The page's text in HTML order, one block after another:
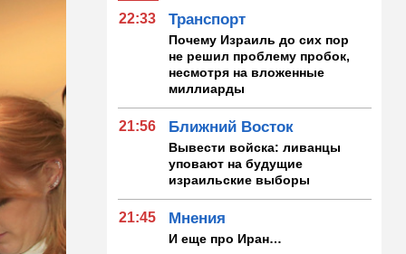
22:33 Транспорт
Почему Израиль до сих пор
не решил проблему пробок,
несмотря на вложенные
миллиарды
21:56 Ближний Восток
Вывести войска: ливанцы
уповают на будущие
израильские выборы
21:45 Мнения
И еще про Иран…